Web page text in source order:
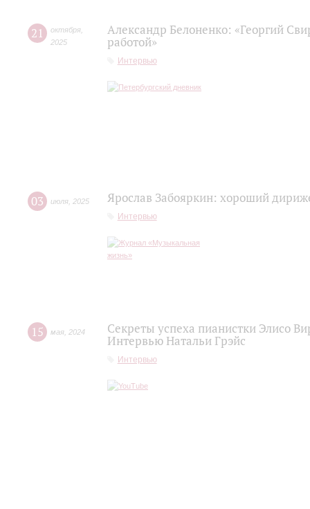
21 октября
2025
Александр Белоненко: «Георгий
работой»
Интервью
03 июля 2025 Ярослав Забояркин: хороший
Интервью
15 мая 2024
Секреты успеха пианистки Элисо
Интервью Натальи Грэйс
Интервью